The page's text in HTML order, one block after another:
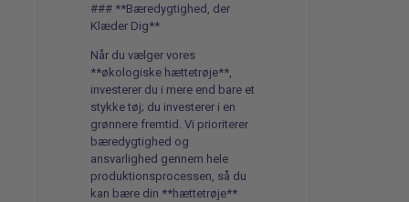
### **Bæredygtighed, der
Klæder Dig**
Når du vælger vores
**økologiske hættetrøje**,
investerer du i mere end bare et
stykke tøj; du investerer i en
grønnere fremtid. Vi prioriterer
bæredygtighed og
ansvarlighed gennem hele
produktionsprocessen, så du
kan bære din **hættetrøje**